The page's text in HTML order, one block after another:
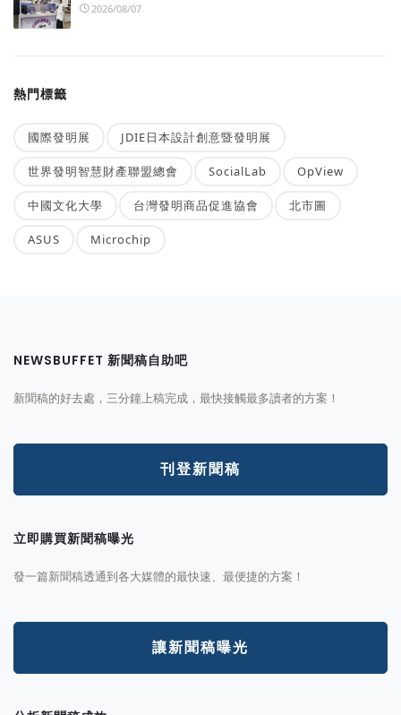
2026/08/07
熱門標籤
國際發明展 JDIE日本設計創意暨發明展
世界發明智慧財產聯盟總會 SocialLab OpView
中國文化大學 台灣發明商品促進協會 北市圖
ASUS Microchip
NEWSBUFFET 新聞稿自助吧
新聞稿的好去處，三分鐘上稿完成，最快接觸最多讀者的方案！
刊登新聞稿
立即購買新聞稿曝光
發一篇新聞稿透通到各大媒體的最快速、最便捷的方案！
讓新聞稿曝光